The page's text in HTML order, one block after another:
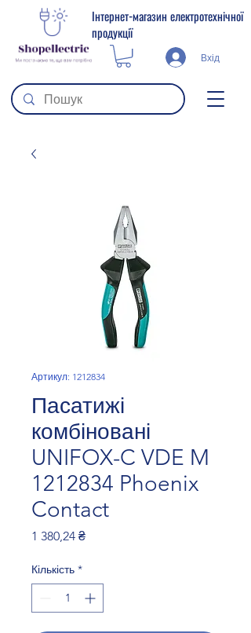
Інтернет-магазин електротехнічної
продукції
Вхід
Артикул: 1212834
Пасатижі
комбіновані
UNIFOX-C VDE M
1212834 Phoenix
Contact
1 380,24 ₴Ціна
Кількість *